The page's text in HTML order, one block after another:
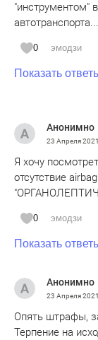
"инструментом"
автотранспорта...
0 эмодзи
Показать
Анонимно
23 Апреля 2021
Я хочу
отсутствие
0 эмодзи
Показать
Анонимно
23 Апреля 2021
Опять штрафы,
Терпение на